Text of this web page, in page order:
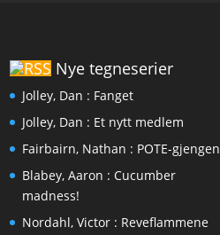
Nye tegneserier
Jolley, Dan : Fanget
Jolley, Dan : Et nytt medlem
Fairbairn, Nathan : POTE-gjengen
Blabey, Aaron : Cucumber
madness!
Nordahl, Victor : Reveflammene